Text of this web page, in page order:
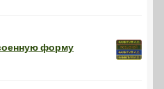
форму